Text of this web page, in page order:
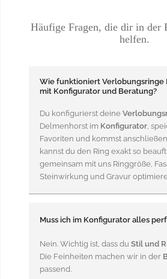
Häufige Fragen, die dir in der
helfen.
Wie funktioniert Verlobungsringe
mit Konfigurator und Beratung?
Du konfigurierst deine
Delmenhorst im Konfigurator,
Favoriten und kommst
kannst du den Ring exakt so
gemeinsam mit uns Ringgröße,
Steinwirkung und Gravur
Muss ich im Konfigurator alles
Nein. Wichtig ist, dass du Stil und
Die Feinheiten machen wir in der
passend.